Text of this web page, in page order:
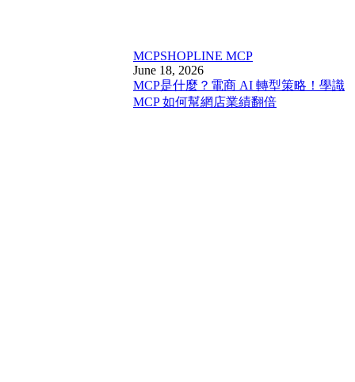
MCPSHOPLINE MCP
June 18, 2026
MCP是什麼？電商 AI 轉型策略！學識
MCP 如何幫網店業績翻倍